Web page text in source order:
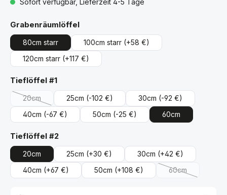
Sofort verfügbar, Lieferzeit 4-5 Tage
Grabenräumlöffelauswählen
80cm starr 100cm starr (+58 €)
120cm starr (+117 €)
Tieflöffel #1auswählen
20cm
(Diese Option ist zurzeit nicht verfügbar.)
25cm (-102 €) 30cm (-92 €)
40cm (-67 €) 50cm (-25 €) 60cm
Tieflöffel #2auswählen
20cm 25cm (+30 €) 30cm (+42 €)
40cm (+67 €) 50cm (+108 €) 60cm
(Diese Option
Produkt Anzahl: Gib den gewünschten Wert ein